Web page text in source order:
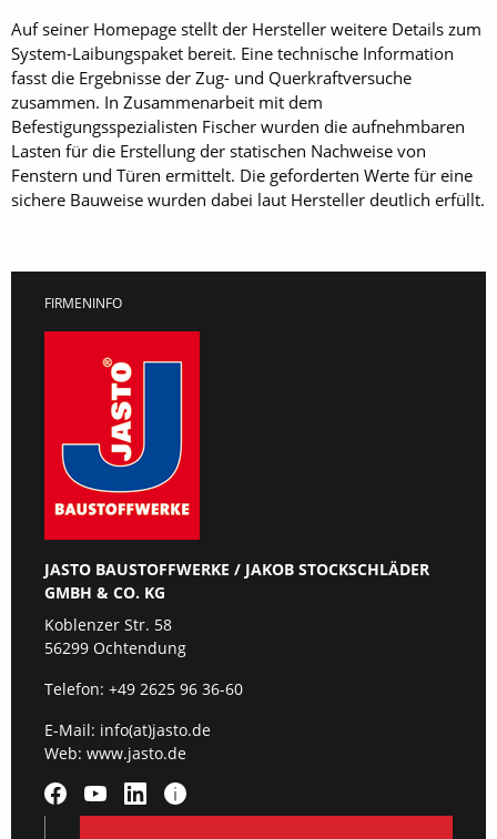
Auf seiner Homepage stellt der Hersteller weitere Details zum
System-Laibungspaket bereit. Eine technische Information
fasst die Ergebnisse der Zug- und Querkraftversuche
zusammen. In Zusammenarbeit mit dem
Befestigungsspezialisten Fischer wurden die aufnehmbaren
Lasten für die Erstellung der statischen Nachweise von
Fenstern und Türen ermittelt. Die geforderten Werte für eine
sichere Bauweise wurden dabei laut Hersteller deutlich erfüllt.
FIRMENINFO
JASTO BAUSTOFFWERKE / JAKOB STOCKSCHLÄDER
GMBH & CO. KG
Koblenzer Str. 58
56299 Ochtendung
Telefon: +49 2625 96 36-60
E-Mail: info(at)jasto.de
Web: www.jasto.de